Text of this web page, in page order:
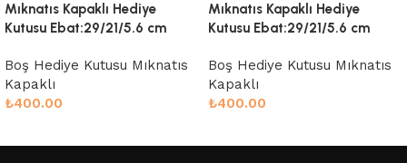
Mıknatıs Kapaklı Hediye
Kutusu Ebat:29/21/5.6 cm
Boş Hediye Kutusu Mıknatıs
Kapaklı
₺400.00
Mıknatıs Kapaklı Hediye
Kutusu Ebat:29/21/5.6 cm
Boş Hediye Kutusu Mıknatıs
Kapaklı
₺400.00